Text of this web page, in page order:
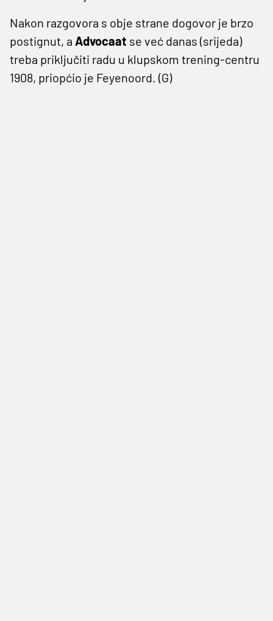
Nakon razgovora s obje strane dogovor je brzo
postignut, a Advocaat se već danas (srijeda)
treba priključiti radu u klupskom trening-centru
1908, priopćio je Feyenoord. (G)